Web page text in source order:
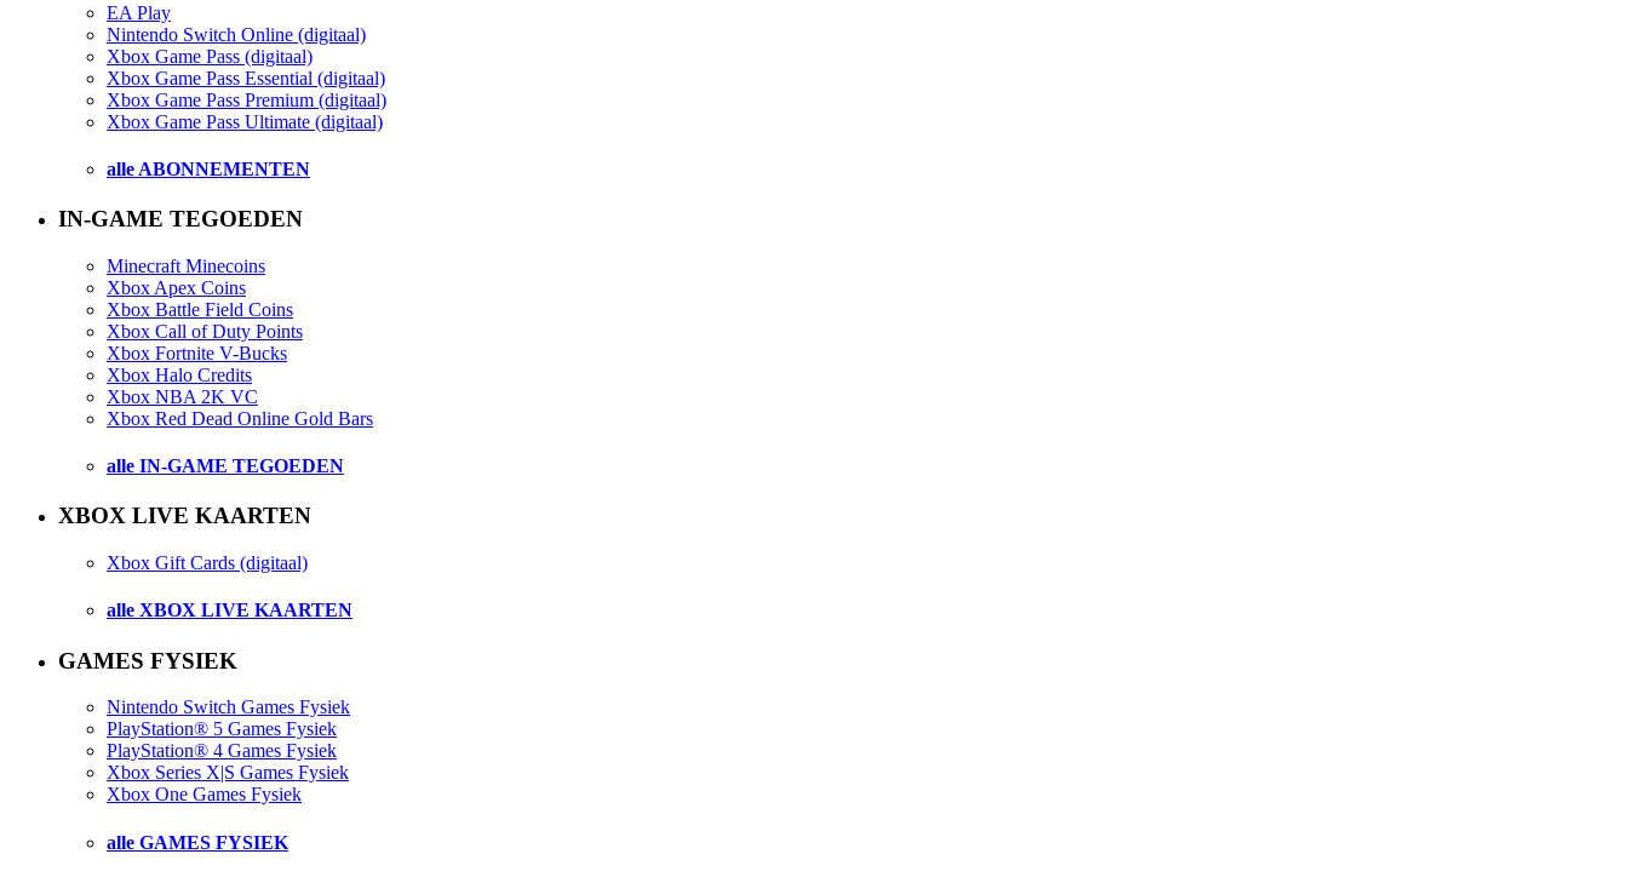
EA Play
Nintendo Switch Online (digitaal)
Xbox Game Pass (digitaal)
Xbox Game Pass Essential (digitaal)
Xbox Game Pass Premium (digitaal)
Xbox Game Pass Ultimate (digitaal)
alle ABONNEMENTEN
IN-GAME TEGOEDEN
Minecraft Minecoins
Xbox Apex Coins
Xbox Battle Field Coins
Xbox Call of Duty Points
Xbox Fortnite V-Bucks
Xbox Halo Credits
Xbox NBA 2K VC
Xbox Red Dead Online Gold Bars
alle IN-GAME TEGOEDEN
XBOX LIVE KAARTEN
Xbox Gift Cards (digitaal)
alle XBOX LIVE KAARTEN
GAMES FYSIEK
Nintendo Switch Games Fysiek
PlayStation® 5 Games Fysiek
PlayStation® 4 Games Fysiek
Xbox Series X|S Games Fysiek
Xbox One Games Fysiek
alle GAMES FYSIEK